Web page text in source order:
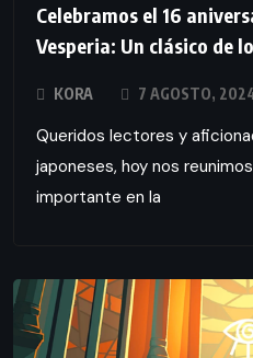
Celebramos el 16
Vesperia: Un clásico de
KORA 7 AGOSTO,
Queridos lectores y
japoneses, hoy nos
importante en la